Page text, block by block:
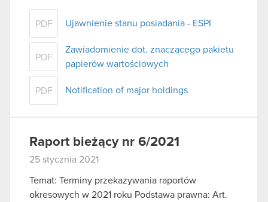
PDF Ujawnienie stanu posiadania - ESPI
PDF
Zawiadomienie dot. znaczącego pakietu
papierów wartościowych
PDF Notification of major holdings
Raport bieżący nr 6/2021
25 stycznia 2021
Temat: Terminy przekazywania raportów
okresowych w 2021 roku Podstawa prawna: Art.